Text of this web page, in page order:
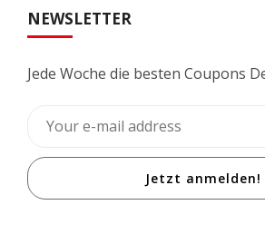
NEWSLETTER
Jede Woche die besten Coupons
Jetzt anmelden!